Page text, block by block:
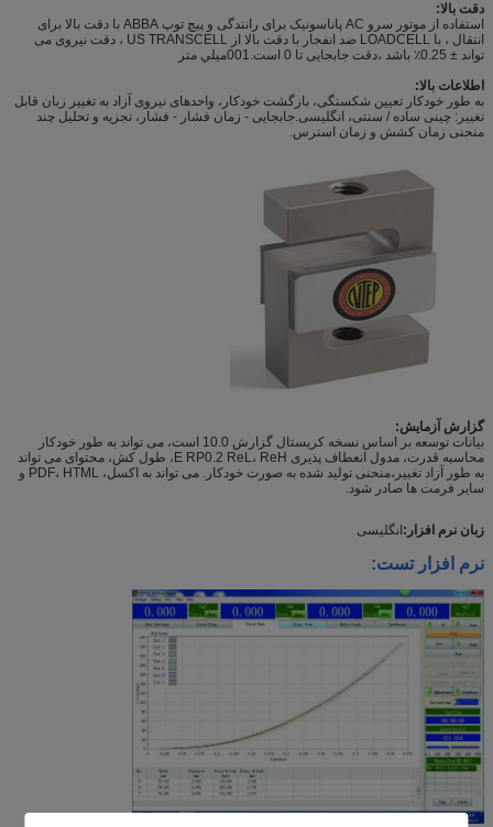
دقت بالا:
استفاده از موتور سرو AC پاناسونیک برای رانندگی و پیچ توپ ABBA با دقت بالا برای
انتقال ، با LOADCELL ضد انفجار با دقت بالا از US TRANSCELL ، دقت نیروی می
تواند ± 0.25٪ باشد ،دقت جابجایی تا 0 است.001ميلي متر
اطلاعات بالا:
به طور خودکار تعیین شکستگی، بازگشت خودکار، واحدهای نیروی آزاد به تغییر زبان قابل
تغییر: چینی ساده / سنتی، انگلیسی.جابجایی - زمان فشار - فشار، تجزیه و تحلیل چند
منحنی زمان کشش و زمان استرس.
گزارش آزمایش:
بیانات توسعه بر اساس نسخه کریستال گزارش 10.0 است، می تواند به طور خودکار
محاسبه قدرت، مدول انعطاف پذیری E RP0.2 ReL، ReH، طول کش، محتوای می تواند
به طور آزاد تغییر،منحنی تولید شده به صورت خودکار. می تواند به اکسل، PDF، HTML و
سایر فرمت ها صادر شود.
زبان نرم افزار: انگلیسی
نرم افزار تست: